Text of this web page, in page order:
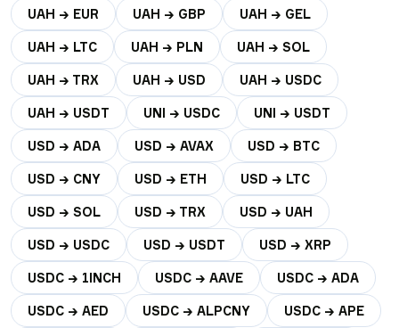
UAH → EUR UAH → GBP UAH → GEL
UAH → LTC UAH → PLN UAH → SOL
UAH → TRX UAH → USD UAH → USDC
UAH → USDT UNI → USDC UNI → USDT
USD → ADA USD → AVAX USD → BTC
USD → CNY USD → ETH USD → LTC
USD → SOL USD → TRX USD → UAH
USD → USDC USD → USDT USD → XRP
USDC → 1INCH USDC → AAVE USDC → ADA
USDC → AED USDC → ALPCNY USDC → APE